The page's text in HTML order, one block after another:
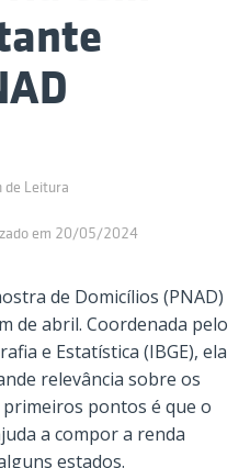
de Leitura
em 20/05/2024
de Domicílios (PNAD)
de abril. Coordenada pelo
e Estatística (IBGE), ela
relevância sobre os
pontos é que o
a compor a renda
estados.